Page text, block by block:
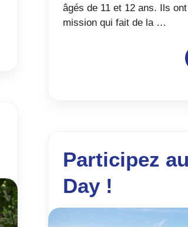
âgés de 11 et 12 ans. Ils
mission qui fait de la …
Participez
Day !